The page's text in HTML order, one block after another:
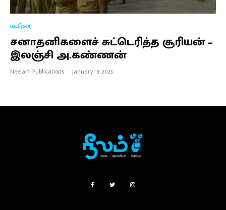
கட்டுரை
சனாதனிகளைச் சுட்டெரித்த சூரியன் –
இலஞ்சி அ.கண்ணன்
Neelam Publications · January 13, 2023